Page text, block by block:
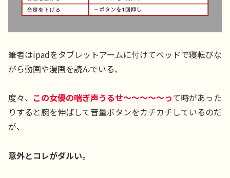
筆者はipadをタブレットアームに付けてベッドで寝転びな
がら動画や漫画を読んでいる、
度々、 この女優の喘ぎ声うるせ〜〜〜〜〜って時があった
りすると腕を伸ばして音量ボタンをカチカチしているのだ
が、
意外とコレがダルい。